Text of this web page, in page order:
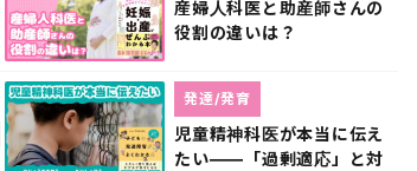
産婦人科医と助産師さんの
役割の違いは？
児童精神科医が本当に伝え
たい――「過剰適応」と対
発達/発育